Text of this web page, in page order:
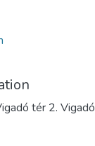
tér 2. Vigadó